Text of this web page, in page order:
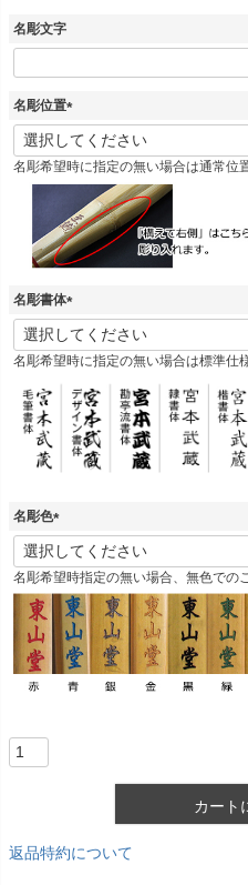
名彫文字
名彫位置
(
必
須
)
名彫希望時に指定の無い場合は通常位
名彫書体
(
必
須
名彫希望時に指定の無い場合は標準仕
名彫色
(
必
須
名彫希望時指定の無い場合、無色での
カート
返品特約について